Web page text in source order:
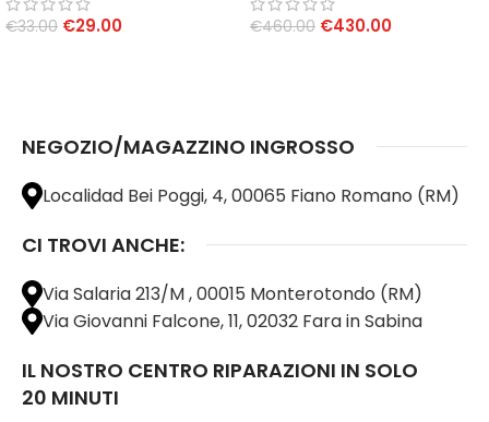
€33.00 €29.00 €460.00 €430.00
NEGOZIO/MAGAZZINO INGROSSO
Localidad Bei Poggi, 4, 00065 Fiano Romano (RM)
CI TROVI ANCHE:
Via Salaria 213/M , 00015 Monterotondo (RM)
Via Giovanni Falcone, 11, 02032 Fara in Sabina
IL NOSTRO CENTRO RIPARAZIONI IN SOLO
20 MINUTI